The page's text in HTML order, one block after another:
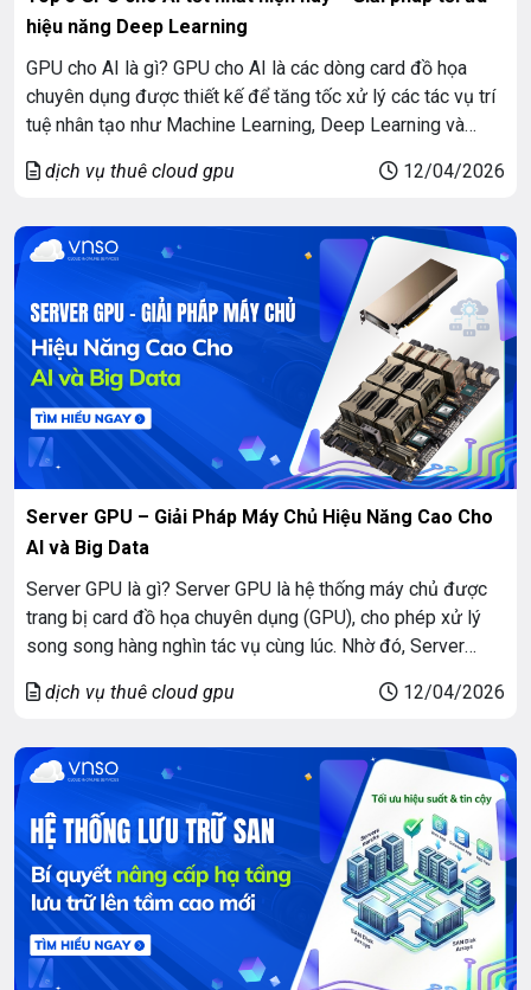
hiệu năng Deep Learning
GPU cho AI là gì? GPU cho AI là các dòng card đồ họa
chuyên dụng được thiết kế để tăng tốc xử lý các tác vụ trí
tuệ nhân tạo như Machine Learning, Deep Learning và
trội, GPU cho AI giúp […]
dịch vụ thuê cloud gpu 12/04/2026
Server GPU – Giải Pháp Máy Chủ Hiệu Năng Cao Cho
AI và Big Data
Server GPU là gì? Server GPU là hệ thống máy chủ được
trang bị card đồ họa chuyên dụng (GPU), cho phép xử lý
song song hàng nghìn tác vụ cùng lúc. Nhờ đó, Server
cầu hiệu năng cao như trí tuệ nhân […]
dịch vụ thuê cloud gpu 12/04/2026